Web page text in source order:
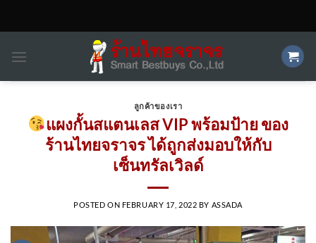
ลูกค้าของเรา
แผงกั้นสแตนเลส VIP พร้อมป้าย ของ
ร้านไทยจราจร ได้ถูกส่งมอบให้กับ
เซ็นทรัลเวิลด์
POSTED ON FEBRUARY 17, 2022 BY ASSADA